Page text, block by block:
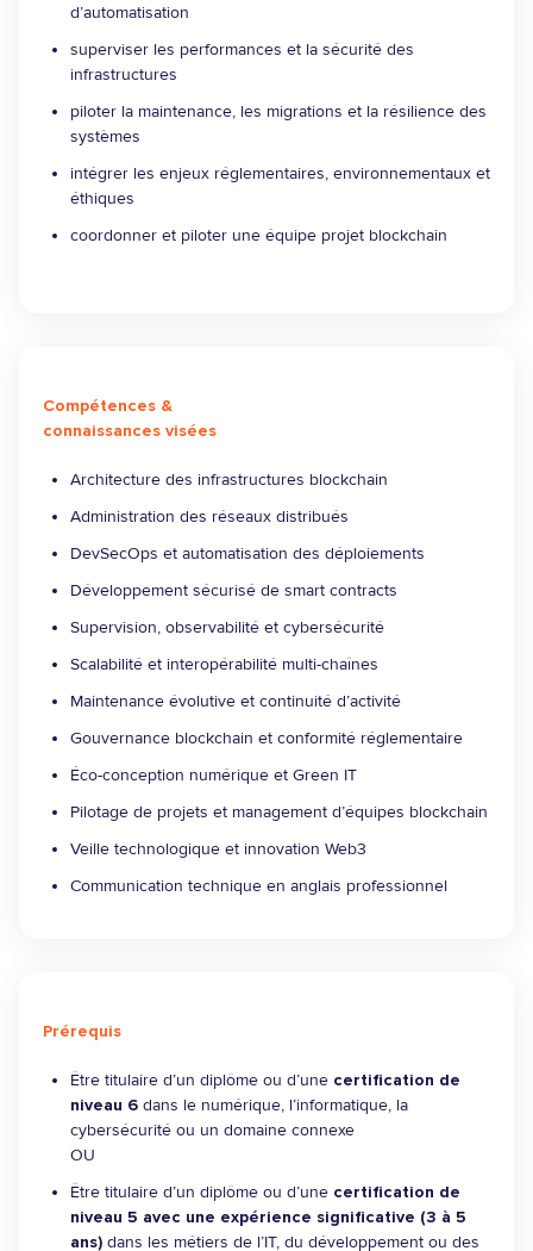
d’automatisation
superviser les performances et la sécurité des
infrastructures
piloter la maintenance, les migrations et la résilience des
systèmes
intégrer les enjeux réglementaires, environnementaux et
éthiques
coordonner et piloter une équipe projet blockchain
Compétences &
connaissances visées
Architecture des infrastructures blockchain
Administration des réseaux distribués
DevSecOps et automatisation des déploiements
Développement sécurisé de smart contracts
Supervision, observabilité et cybersécurité
Scalabilité et interopérabilité multi-chaînes
Maintenance évolutive et continuité d’activité
Gouvernance blockchain et conformité réglementaire
Éco-conception numérique et Green IT
Pilotage de projets et management d’équipes blockchain
Veille technologique et innovation Web3
Communication technique en anglais professionnel
Prérequis
Être titulaire d’un diplôme ou d’une certification de
niveau 6 dans le numérique, l’informatique, la
cybersécurité ou un domaine connexe
OU
Être titulaire d’un diplôme ou d’une certification de
niveau 5 avec une expérience significative (3 à 5
ans) dans les métiers de l’IT, du développement ou des